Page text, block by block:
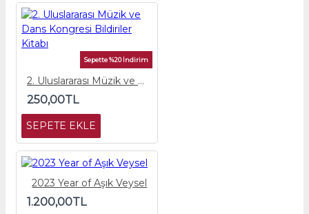
Sepette %20 İndirim
2. Uluslararası Müzik ve Dans Kongresi Bildiriler Kitabı
250,00TL
SEPETE EKLE
2023 Year of Aşık Veysel
1.200,00TL